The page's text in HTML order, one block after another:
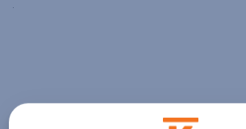
Yksityiskohtainen kuvaus löytyy